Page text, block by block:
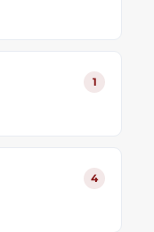
1
4